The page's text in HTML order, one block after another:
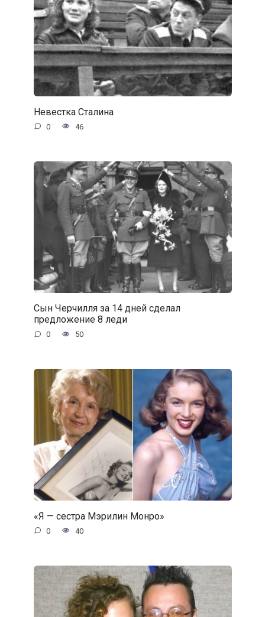
Невестка Сталина
0 46
Сын Черчилля за 14 дней сделал
предложение 8 леди
0 50
«Я — сестра Мэрилин Монро»
0 40